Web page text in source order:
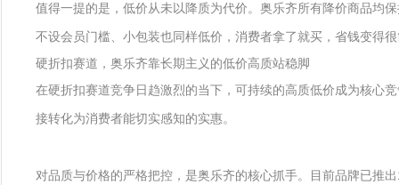
值得一提的是，低价从未以降质为代价。奥乐齐所有降价商品均
不设会员门槛、小包装也同样低价，消费者拿了就买，省钱变得
硬折扣赛道，奥乐齐靠长期主义的低价高质站稳脚
在硬折扣赛道竞争日趋激烈的当下，可持续的高质低价成为核心
接转化为消费者能切实感知的实惠。
对品质与价格的严格把控，是奥乐齐的核心抓手。目前品牌已